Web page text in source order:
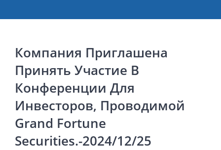
Компания Приглашена
Принять Участие В
Конференции Для
Инвесторов, Проводимой
Grand Fortune
Securities.-2024/12/25